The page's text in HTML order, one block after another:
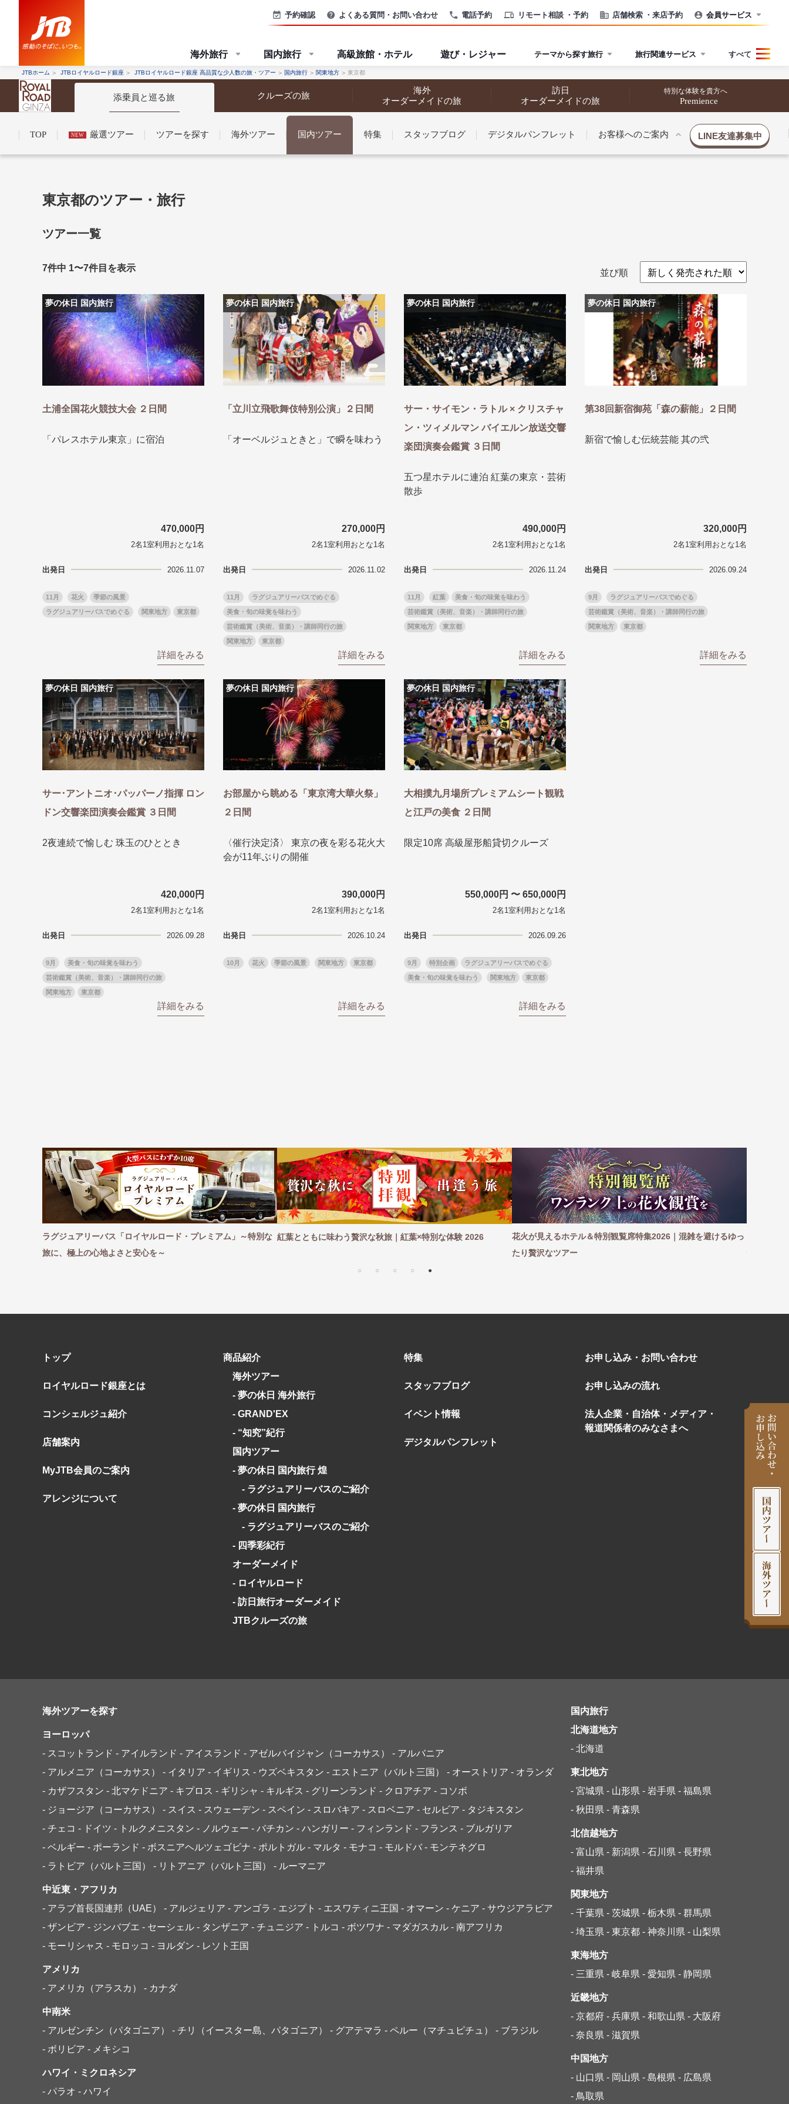
電話予約 リモート相談 ・予約 店舗検索 ・来店予約
予約確認 よくある質問・お問い合わせ 会員サービス
海外旅行 国内旅行 高級旅館・ホテル 遊び・レジャー テーマから探す旅行 旅行関連サービス すべて
JTBホーム JTBロイヤルロード銀座 JTBロイヤルロード銀座 高品質な少人数の旅・ツアー 国内旅行 関東地方 東京都
添乗員と巡る旅 クルーズの旅
海外
オーダーメイドの旅
訪日
オーダーメイドの旅
特別な体験を貴方へ
Premience
TOP NEW 厳選ツアー ツアーを探す 海外ツアー 国内ツアー 特集 スタッフブログ デジタルパンフレット お客様へのご案内
コンシェルジュ紹介お申し込みの流れ法人企業・自治体のみなさまへ
LINE友達募集中
条件から探す
キーワード
出発地とエリア
1月
2月 3月 4月 5月 7月 8月 9月
ヨーロッパの田舎（村・町）
名門・名物ホテルに泊まる
特別企画
グルメ リゾート 一都市滞在 お祭り・イベント
絶景
野生動物に出合う
オーロラ クルーズ 音楽鑑賞
名画鑑賞
お花・紅葉
鉄道の旅
ハイキング・トレッキング
専任ガイド・講師同行の旅
1名様からの旅
ラ・プルミエール（エールフランス航空）
条件から探す
キーワード
出発地とエリア
冬の国内旅行
1月 8月 9月 10月 11月 12月
祭り 季節の風景
ラグジュアリーバスでめぐる
ガンツウ
ななつ星in九州
TWILIGHT EXPRESS 瑞風
島旅
芸術鑑賞（美術、音楽）・講師同行の旅
東京都のツアー・旅行
ツアー一覧
7件中 1〜7件目を表示 並び順
夢の休日 国内旅行
土浦全国花火競技大会 ２日間
「パレスホテル東京」に宿泊
470,000円
2名1室利用おとな1名
出発日 2026.11.07
11月 花火 季節の風景
ラグジュアリーバスでめぐる 関東地方 東京都
詳細をみる
夢の休日 国内旅行
「立川立飛歌舞伎特別公演」２日間
「オーベルジュときと」で瞬を味わう
270,000円
2名1室利用おとな1名
出発日 2026.11.02
11月 ラグジュアリーバスでめぐる
美食・旬の味覚を味わう
芸術鑑賞（美術、音楽）・講師同行の旅
関東地方 東京都
詳細をみる
夢の休日 国内旅行
サー・サイモン・ラトル × クリスチャ
ン・ツィメルマン バイエルン放送交響
楽団演奏会鑑賞 ３日間
五つ星ホテルに連泊 紅葉の東京・芸術
散歩
490,000円
2名1室利用おとな1名
出発日 2026.11.24
11月 紅葉 美食・旬の味覚を味わう
芸術鑑賞（美術、音楽）・講師同行の旅
関東地方 東京都
詳細をみる
夢の休日 国内旅行
第38回新宿御苑「森の薪能」２日間
新宿で愉しむ伝統芸能 其の弐
320,000円
2名1室利用おとな1名
出発日 2026.09.24
9月 ラグジュアリーバスでめぐる
芸術鑑賞（美術、音楽）・講師同行の旅
関東地方 東京都
詳細をみる
夢の休日 国内旅行
サー･アントニオ･パッパーノ指揮 ロン
ドン交響楽団演奏会鑑賞 ３日間
2夜連続で愉しむ 珠玉のひととき
420,000円
2名1室利用おとな1名
出発日 2026.09.28
9月 美食・旬の味覚を味わう
芸術鑑賞（美術、音楽）・講師同行の旅
関東地方 東京都
詳細をみる
夢の休日 国内旅行
お部屋から眺める「東京湾大華火祭」
２日間
〈催行決定済〉 東京の夜を彩る花火大
会が11年ぶりの開催
390,000円
2名1室利用おとな1名
出発日 2026.10.24
10月 花火 季節の風景 関東地方 東京都
詳細をみる
夢の休日 国内旅行
大相撲九月場所プレミアムシート観戦
と江戸の美食 ２日間
限定10席 高級屋形船貸切クルーズ
550,000円 〜 650,000円
2名1室利用おとな1名
出発日 2026.09.26
9月 特別企画 ラグジュアリーバスでめぐる
美食・旬の味覚を味わう 関東地方 東京都
詳細をみる
ラグジュアリーバス「ロイヤルロード・プレミアム」～特別な
旅に、極上の心地よさと安心を～
紅葉とともに味わう贅沢な秋旅｜紅葉×特別な体験 2026
花火が見えるホテル＆特別観覧席特集2026｜混雑を避けるゆっ
たり贅沢なツアー
トップ
ロイヤルロード銀座とは
コンシェルジュ紹介
店舗案内
MyJTB会員のご案内
アレンジについて
商品紹介
海外ツアー
- 夢の休日 海外旅行
- GRAND'EX
- “知究”紀行
国内ツアー
- 夢の休日 国内旅行 煌
- ラグジュアリーバスのご紹介
- 夢の休日 国内旅行
- ラグジュアリーバスのご紹介
- 四季彩紀行
オーダーメイド
- ロイヤルロード
- 訪日旅行オーダーメイド
JTBクルーズの旅
特集
スタッフブログ
イベント情報
デジタルパンフレット
お申し込み・お問い合わせ
お申し込みの流れ
法人企業・自治体・メディア・
報道関係者のみなさまへ
海外ツアーを探す
ヨーロッパ
- スコットランド - アイルランド - アイスランド - アゼルバイジャン（コーカサス）
- アルバニア
- アルメニア（コーカサス）
- イタリア - イギリス - ウズベキスタン - エストニア（バルト三国） - オーストリア - オランダ
- カザフスタン - 北マケドニア - キプロス - ギリシャ - キルギス - グリーンランド - クロアチア - コソボ
- ジョージア（コーカサス）
- スイス - スウェーデン - スペイン - スロバキア - スロベニア - セルビア - タジキスタン
- チェコ - ドイツ - トルクメニスタン - ノルウェー - バチカン - ハンガリー - フィンランド - フランス - ブルガリア
- ベルギー - ポーランド - ボスニアヘルツェゴビナ - ポルトガル - マルタ - モナコ - モルドバ - モンテネグロ
- ラトビア（バルト三国）
- リトアニア（バルト三国） - ルーマニア
中近東・アフリカ
- アラブ首長国連邦（UAE）
- アルジェリア - アンゴラ - エジプト - エスワティニ王国 - オマーン - ケニア - サウジアラビア
- ザンビア - ジンバブエ - セーシェル - タンザニア - チュニジア - トルコ - ボツワナ - マダガスカル - 南アフリカ
- モーリシャス - モロッコ - ヨルダン - レソト王国
アメリカ
- アメリカ（アラスカ）
- カナダ
中南米
- アルゼンチン（パタゴニア）
- チリ（イースター島、パタゴニア） - グアテマラ - ペルー（マチュピチュ）
- ブラジル
- ボリビア - メキシコ
ハワイ・ミクロネシア
- パラオ - ハワイ
国内旅行
北海道地方
- 北海道
東北地方
- 宮城県 - 山形県 - 岩手県 - 福島県
- 秋田県 - 青森県
北信越地方
- 富山県 - 新潟県 - 石川県 - 長野県
- 福井県
関東地方
- 千葉県 - 茨城県 - 栃木県 - 群馬県
- 埼玉県 - 東京都 - 神奈川県 - 山梨県
東海地方
- 三重県 - 岐阜県 - 愛知県 - 静岡県
近畿地方
- 京都府 - 兵庫県 - 和歌山県 - 大阪府
- 奈良県 - 滋賀県
中国地方
- 山口県 - 岡山県 - 島根県 - 広島県
- 鳥取県